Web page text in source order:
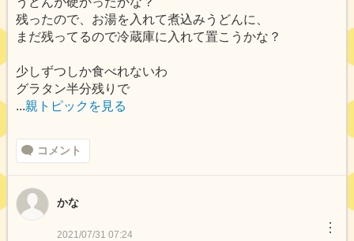
残ったので、お湯を入れて煮込みうどんに、
まだ残ってるので冷蔵庫に入れて置こうかな？
少しずつしか食べれないわ
グラタン半分残りで
...親トピックを見る
コメント
かな
2021/07/31 07:24 ︙